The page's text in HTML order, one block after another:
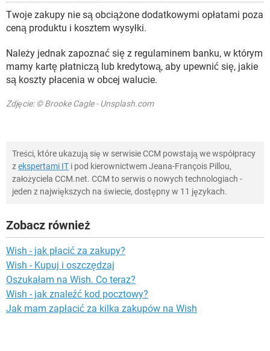
Twoje zakupy nie są obciążone dodatkowymi opłatami poza
ceną produktu i kosztem wysyłki.
Należy jednak zapoznać się z regulaminem banku, w którym
mamy kartę płatniczą lub kredytową, aby upewnić się, jakie
są koszty płacenia w obcej walucie.
Zdjęcie: © Brooke Cagle - Unsplash.com
Treści, które ukazują się w serwisie CCM powstają we współpracy
zekspertami IT i pod kierownictwem Jeana-François Pillou,
założyciela CCM.net. CCM to serwis o nowych technologiach -
jeden z największych na świecie, dostępny w 11 językach.
Zobacz również
Wish - jak płacić za zakupy?
Wish - Kupuj i oszczędzaj
Oszukałam na Wish. Co teraz?
Wish - jak znaleźć kod pocztowy?
Jak mam zapłacić za kilka zakupów na Wish